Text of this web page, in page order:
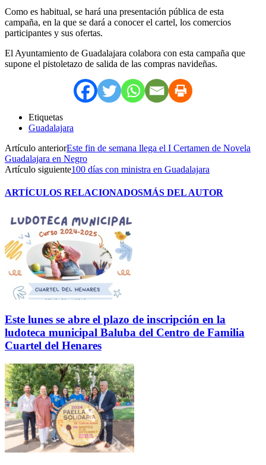
Como es habitual, se hará una presentación pública de esta
campaña, en la que se dará a conocer el cartel, los comercios
participantes y sus ofertas.
El Ayuntamiento de Guadalajara colabora con esta campaña que
supone el pistoletazo de salida de las compras navideñas.
Etiquetas
Guadalajara
Artículo anteriorEste fin de semana llega el I Certamen de Novela
Guadalajara en Negro
Artículo siguiente100 días con ministra en Guadalajara
ARTÍCULOS RELACIONADOSMÁS DEL AUTOR
Este lunes se abre el plazo de inscripción en la
ludoteca municipal Baluba del Centro de Familia
Cuartel del Henares